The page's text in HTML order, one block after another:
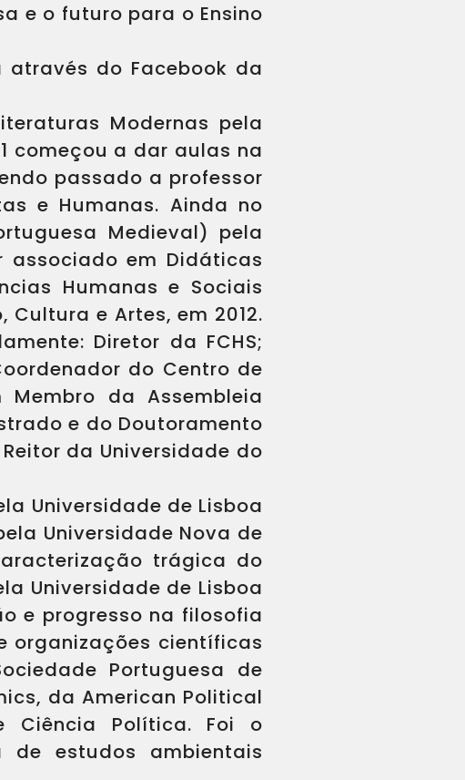
e o futuro para o Ensino
do Facebook da
Modernas pela
começou a dar aulas na
passado a professor
e Humanas. Ainda no
Medieval) pela
associado em Didáticas
Humanas e Sociais
e Artes, em 2012.
Diretor da FCHS;
do Centro de
da Assembleia
e do Doutoramento
da Universidade do
Universidade de Lisboa
Universidade Nova de
trágica do
Universidade de Lisboa
e progresso na filosofia
organizações científicas
Portuguesa de
da American Political
Ciência Política. Foi o
de estudos ambientais